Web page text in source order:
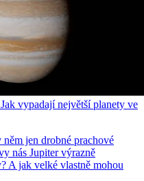
vypadají největší planety ve
jen drobné prachové
nás Jupiter výrazně
A jak velké vlastně mohou